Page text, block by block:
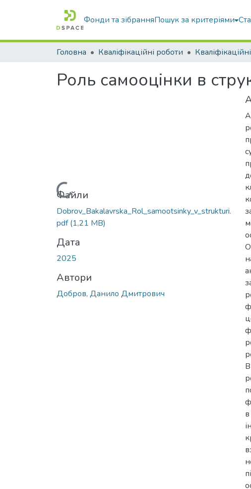
Фонди та зібранняПошук за критеріями
Головна Кваліфікаційні роботи
Роль самооцінки в
Вантажиться...Файли
Dobrov_Bakalavrska_Rol_samootsinky_v_strukturi.
pdf(1,21 MB)
Дата
2025
Автори
Добров, Данило Дмитрович